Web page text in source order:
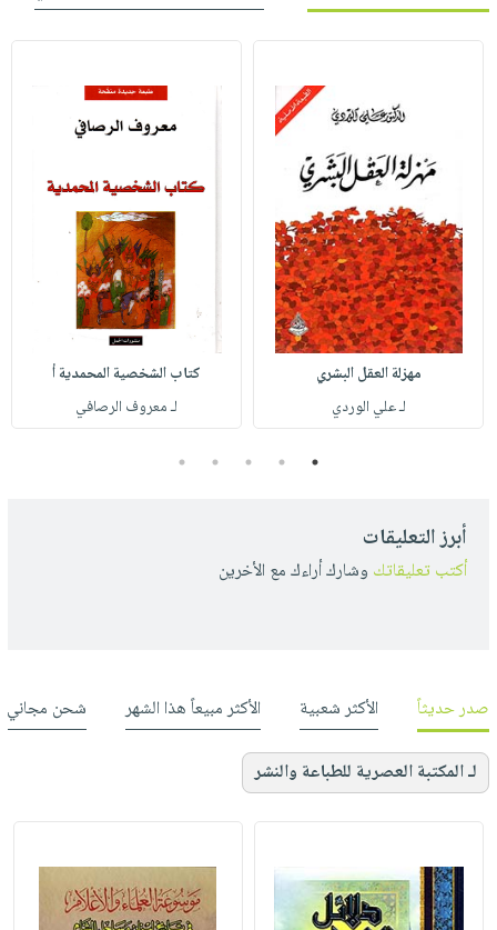
مهزلة العقل البشري
لـ علي الوردي
كتاب الشخصية المحمدية أ
لـ معروف الرصافي
1
2
3
4
5
أبرز التعليقات
أكتب تعليقاتك وشارك أراءك مع الأخرين
صدر حديثاً الأكثر شعبية الأكثر مبيعاً هذا الشهر شحن مجاني
لـ المكتبة العصرية للطباعة والنشر